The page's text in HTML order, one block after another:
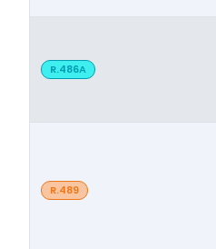
R.486A
R.489